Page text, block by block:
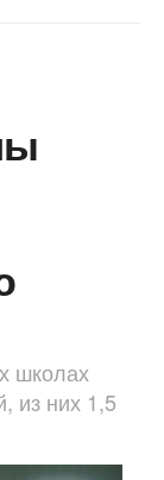
школах
из них 1,5